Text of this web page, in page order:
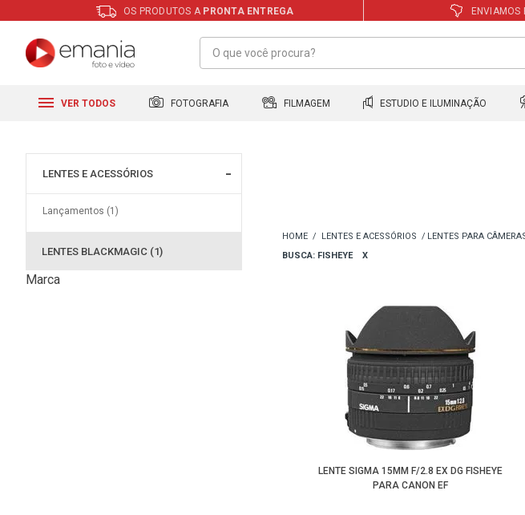
OS PRODUTOS A PRONTA ENTREGA ENVIAMOS
VER TODOS FOTOGRAFIA FILMAGEM ESTUDIO E ILUMINAÇÃO
LENTES E ACESSÓRIOS
Lançamentos (1)
LENTES BLACKMAGIC (1)
Marca
LENTES E ACESSÓRIOS LENTES PARA
BUSCA: FISHEYE
X
LENTE SIGMA 15MM F/2.8 EX DG FISHEYE
PARA CANON EF